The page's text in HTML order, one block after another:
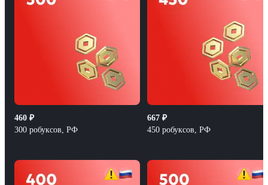
460 ₽
300 робуксов, РФ
667 ₽
450 робуксов, РФ